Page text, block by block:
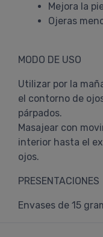
Mejora la
Ojeras
MODO DE USO
Utilizar por la
el contorno de
párpados.
Masajear con
interior hasta el
ojos.
PRESENTACIONES
Envases de 15